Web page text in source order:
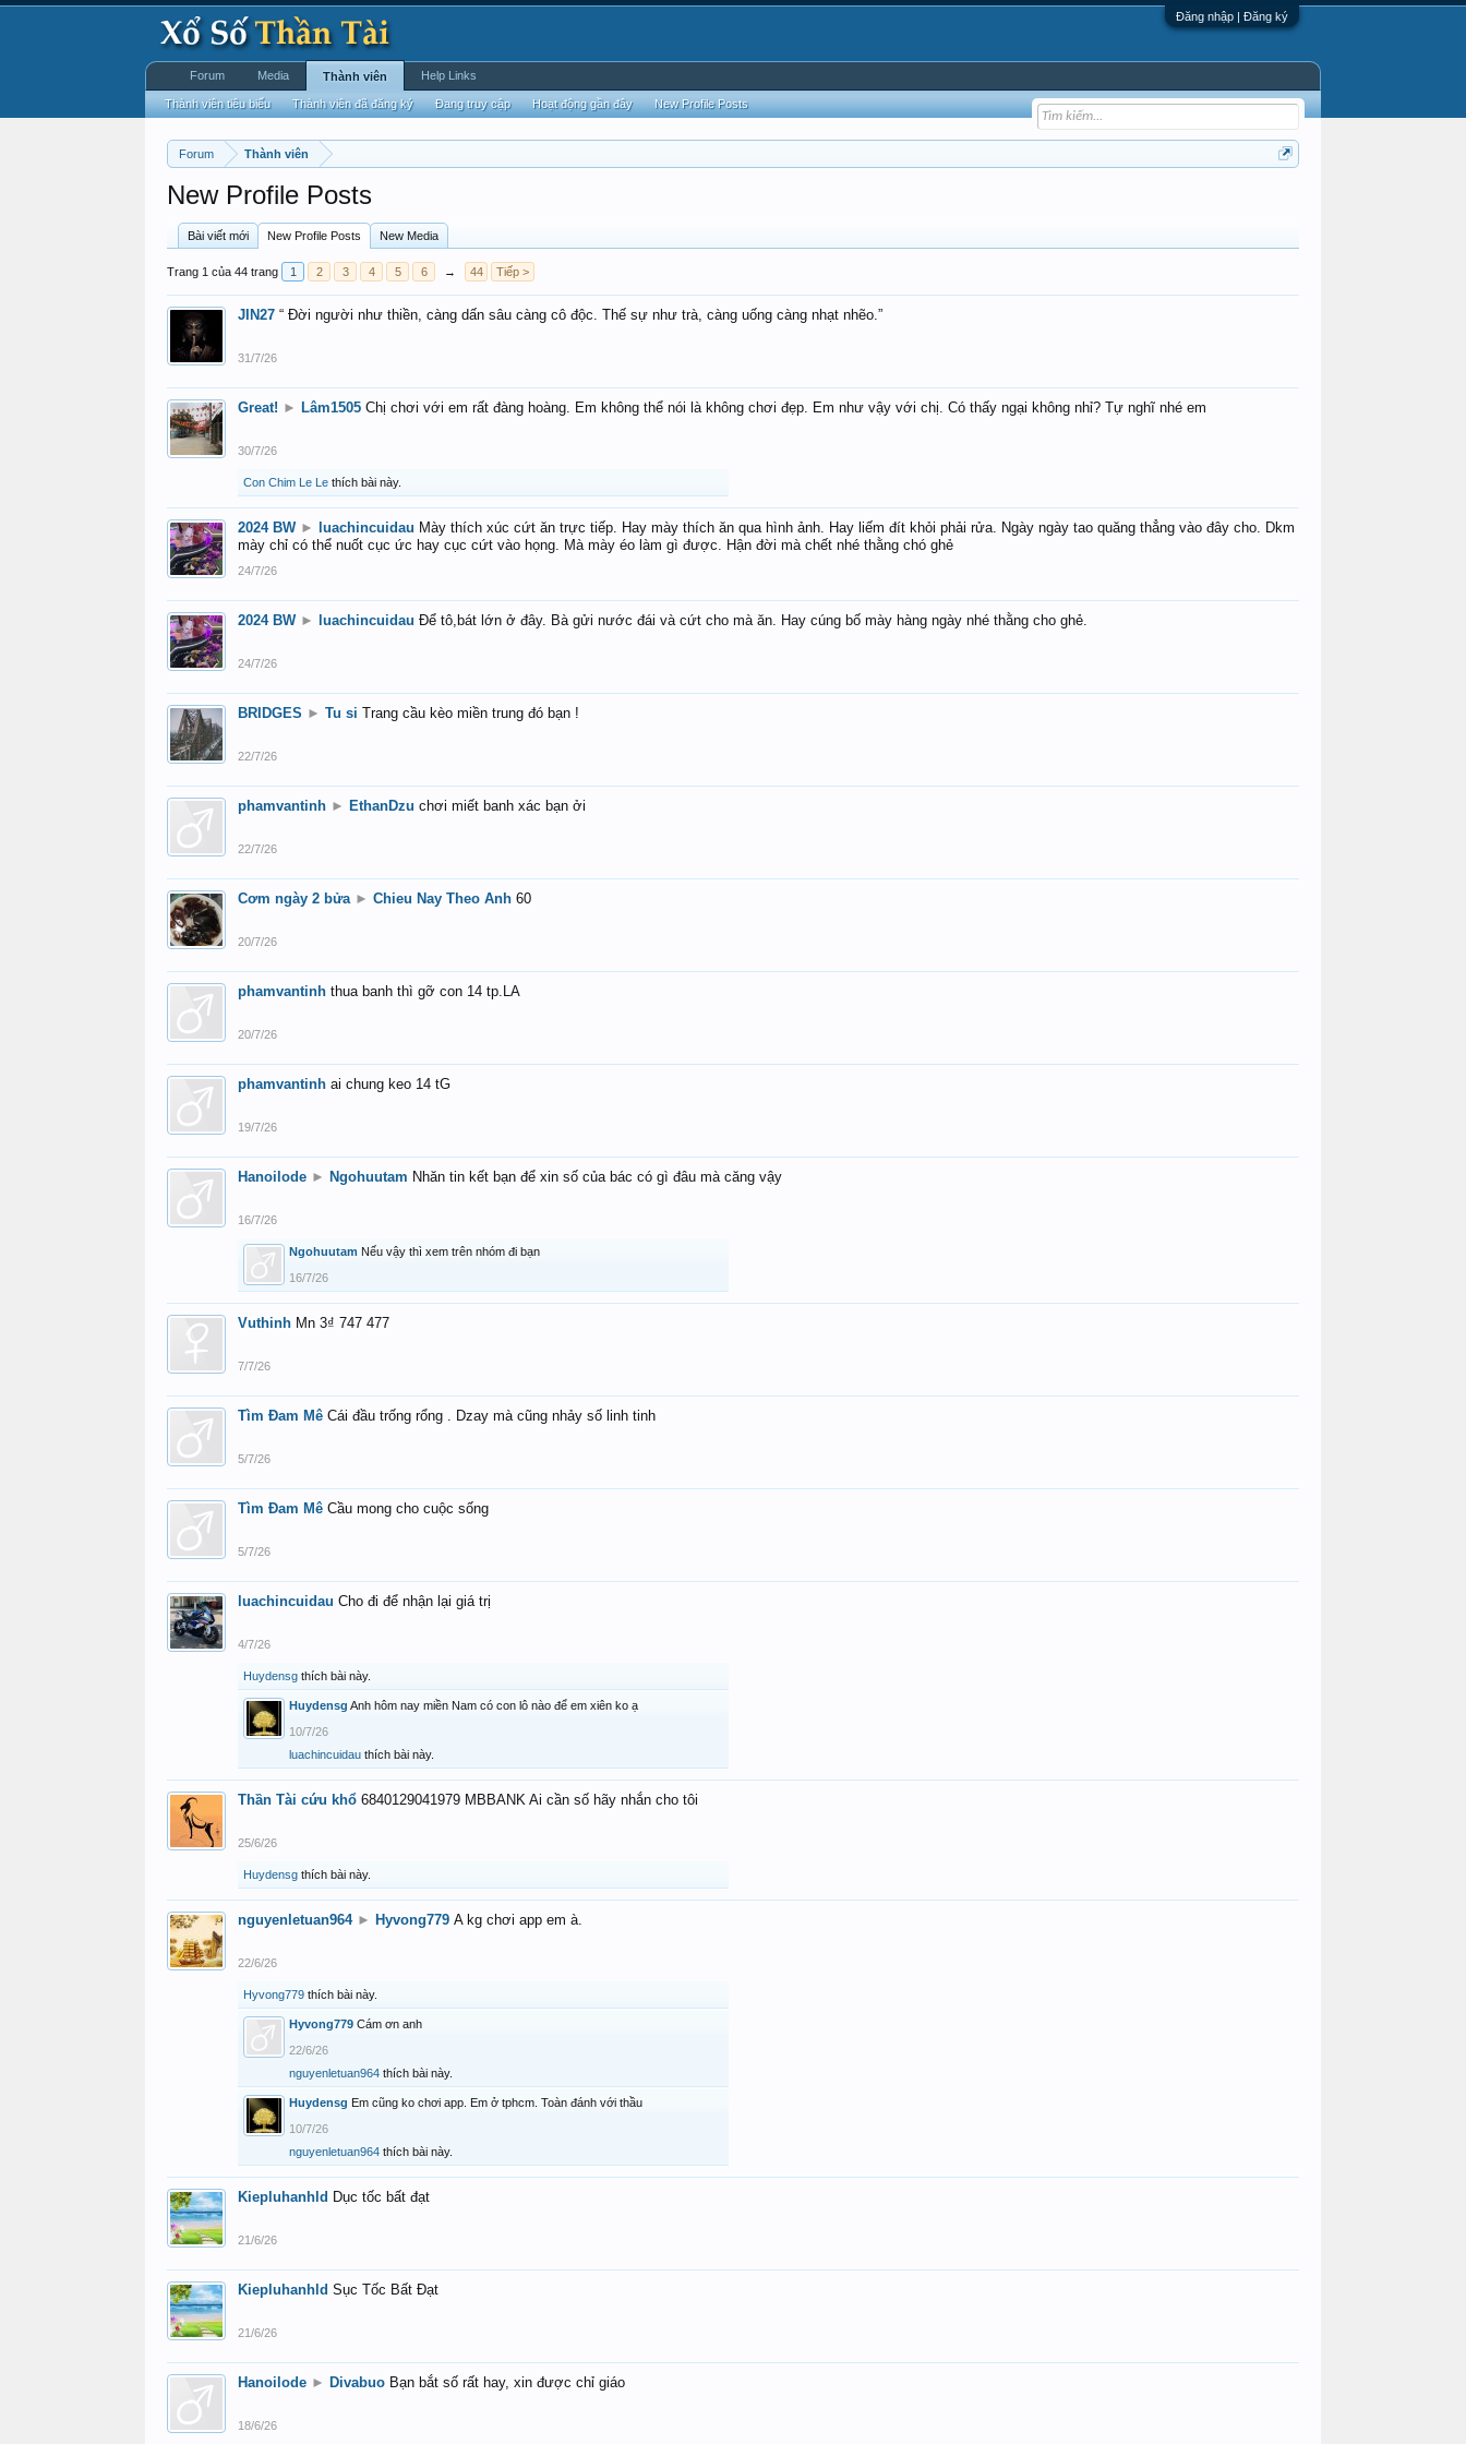
Đăng nhập | Đăng ký
Forum Thành viên
New Profile Posts
Bài viết mới New Profile Posts New Media
Trang 1 của 44 trang 1 2 3 4 5 6 → 44 Tiếp >
JIN27 “ Đời người như thiền, càng dấn sâu càng cô độc. Thế sự như trà, càng uống càng nhạt nhẽo.”
31/7/26
Great! ► Lâm1505 Chị chơi với em rất đàng hoàng. Em không thể nói là không chơi đẹp. Em như vậy với chị. Có thấy ngại không nhỉ? Tự nghĩ nhé em
30/7/26
Con Chim Le Le thích bài này.
2024 BW ► luachincuidau Mày thích xúc cứt ăn trực tiếp. Hay mày thích ăn qua hình ảnh. Hay liếm đít khỏi phải rửa. Ngày ngày tao quăng thẳng vào đây cho. Dkm
mày chỉ có thể nuốt cục ức hay cục cứt vào họng. Mà mày éo làm gì được. Hận đời mà chết nhé thằng chó ghẻ
24/7/26
2024 BW ► luachincuidau Để tô,bát lớn ở đây. Bà gửi nước đái và cứt cho mà ăn. Hay cúng bố mày hàng ngày nhé thằng cho ghẻ.
24/7/26
BRIDGES ► Tu si Trang cầu kèo miền trung đó bạn !
22/7/26
phamvantinh ► EthanDzu chơi miết banh xác bạn ởi
22/7/26
Cơm ngày 2 bửa ► Chieu Nay Theo Anh 60
20/7/26
phamvantinh thua banh thì gỡ con 14 tp.LA
20/7/26
phamvantinh ai chung keo 14 tG
19/7/26
Hanoilode ► Ngohuutam Nhăn tin kết bạn để xin số của bác có gì đâu mà căng vậy
16/7/26
Ngohuutam Nếu vậy thì xem trên nhóm đi bạn
16/7/26
Vuthinh Mn 3₫ 747 477
7/7/26
Tìm Đam Mê Cái đầu trống rổng . Dzay mà cũng nhảy số linh tinh
5/7/26
Tìm Đam Mê Cầu mong cho cuộc sống
5/7/26
luachincuidau Cho đi để nhận lại giá trị
4/7/26
Huydensg thích bài này.
Huydensg Anh hôm nay miền Nam có con lô nào để em xiên ko ạ
10/7/26
luachincuidau thích bài này.
Thần Tài cứu khổ 6840129041979 MBBANK Ai cần số hãy nhắn cho tôi
25/6/26
Huydensg thích bài này.
nguyenletuan964 ► Hyvong779 A kg chơi app em à.
22/6/26
Hyvong779 thích bài này.
Hyvong779 Cám ơn anh
22/6/26
nguyenletuan964 thích bài này.
Huydensg Em cũng ko chơi app. Em ở tphcm. Toàn đánh với thầu
10/7/26
nguyenletuan964 thích bài này.
Kiepluhanhld Dục tốc bất đạt
21/6/26
Kiepluhanhld Sục Tốc Bất Đạt
21/6/26
Hanoilode ► Divabuo Bạn bắt số rất hay, xin được chỉ giáo
18/6/26
Forum Media Thành viên
Thành viên tiêu biểu Thành viên đã đăng ký Đang truy cập Hoạt động gần đây New Profile Posts
Help Links